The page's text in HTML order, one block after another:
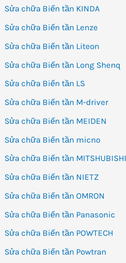
Sửa chữa Biến tần KINDA
Sửa chữa Biến tần Lenze
Sửa chữa Biến tần Liteon
Sửa chữa Biến tần Long Shenq
Sửa chữa Biến tần LS
Sửa chữa Biến tần M-driver
Sửa chữa Biến tần MEIDEN
Sửa chữa Biến tần micno
Sửa chữa Biến tần MITSHUBISHI
Sửa chữa Biến tần NIETZ
Sửa chữa Biến tần OMRON
Sửa chữa Biến tần Panasonic
Sửa chữa Biến tần POWTECH
Sửa chữa Biến tần Powtran